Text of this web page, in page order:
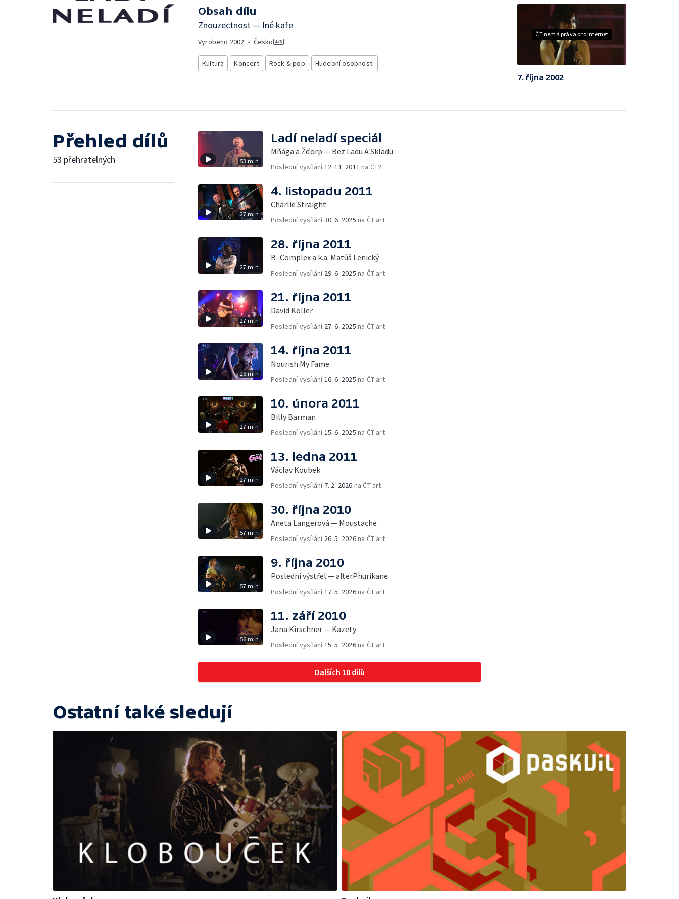
Obsah dílu
Znouzectnost — Iné kafe
Vyrobeno 2002 • Česko
Kultura Koncert Rock & pop Hudební osobnosti
ČT nemá práva pro internet
7. října 2002
Přehled dílů
53 přehratelných 53 min
Ladí neladí speciál
Mňága a Žďorp — Bez Ladu A Skladu
Poslední vysílání 12. 11. 2011 na ČT2
27 min
4. listopadu 2011
Charlie Straight
Poslední vysílání30. 6. 2025 na ČT art
27 min
28. října 2011
B–Complex a.k.a. Matúš Lenický
Poslední vysílání 29. 6. 2025 na ČT art
27 min
21. října 2011
David Koller
Poslední vysílání 27. 6. 2025 na ČT art
26 min
14. října 2011
Nourish My Fame
Poslední vysílání 16. 6. 2025 na ČT art
27 min
10. února 2011
Billy Barman
Poslední vysílání 15. 6. 2025 na ČT art
27 min
13. ledna 2011
Václav Koubek
Poslední vysílání 7. 2. 2026 na ČT art
57 min
30. října 2010
Aneta Langerová — Moustache
Poslední vysílání 26. 5. 2026na ČT art
57 min
9. října 2010
Poslední výstřel — afterPhurikane
Poslední vysílání 17. 5. 2026na ČT art
56 min
11. září 2010
Jana Kirschner — Kazety
Poslední vysílání 15. 5. 2026na ČT art
Dalších 10 dílů
Ostatní také sledují